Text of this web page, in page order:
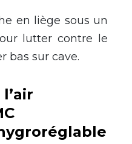
en liège sous un
lutter contre le
bas sur cave.